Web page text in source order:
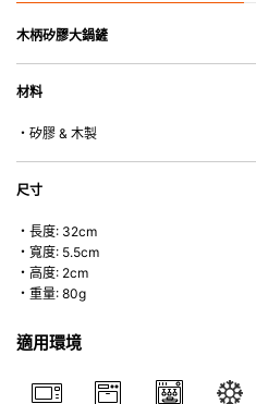
• 木製把手可與矽膠部份分拆，方便清洗。
木柄矽膠大鍋鏟
材料
・矽膠 & 木製
尺寸
・長度: 32cm
・寬度: 5.5cm
・高度: 2cm
・重量: 80g
適用環境